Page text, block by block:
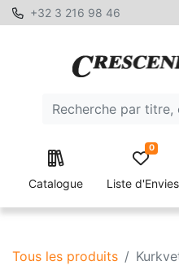
+32 3 216 98 46
Catalogue Liste d'Envies
0
Tous les produits